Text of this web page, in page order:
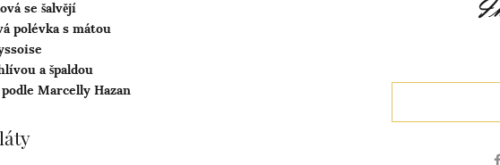
se šalvějí
polévka s mátou
a špaldou
Marcelly Hazan